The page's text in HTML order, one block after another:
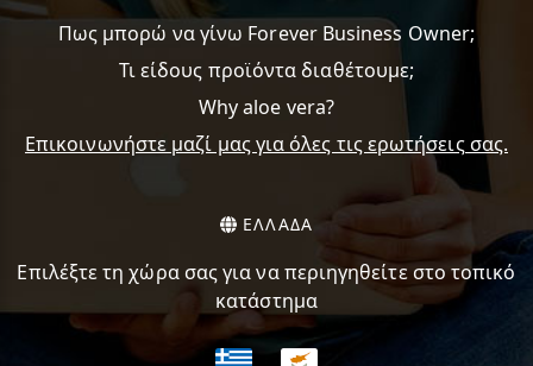
Πως μπορώ να γίνω Forever Business Owner;
Τι είδους προϊόντα διαθέτουμε;
Why aloe vera?
Επικοινωνήστε μαζί μας για όλες τις ερωτήσεις σας.
ΕΛΛΑΔΑ
Επιλέξτε τη χώρα σας για να περιηγηθείτε στο τοπικό
κατάστημα